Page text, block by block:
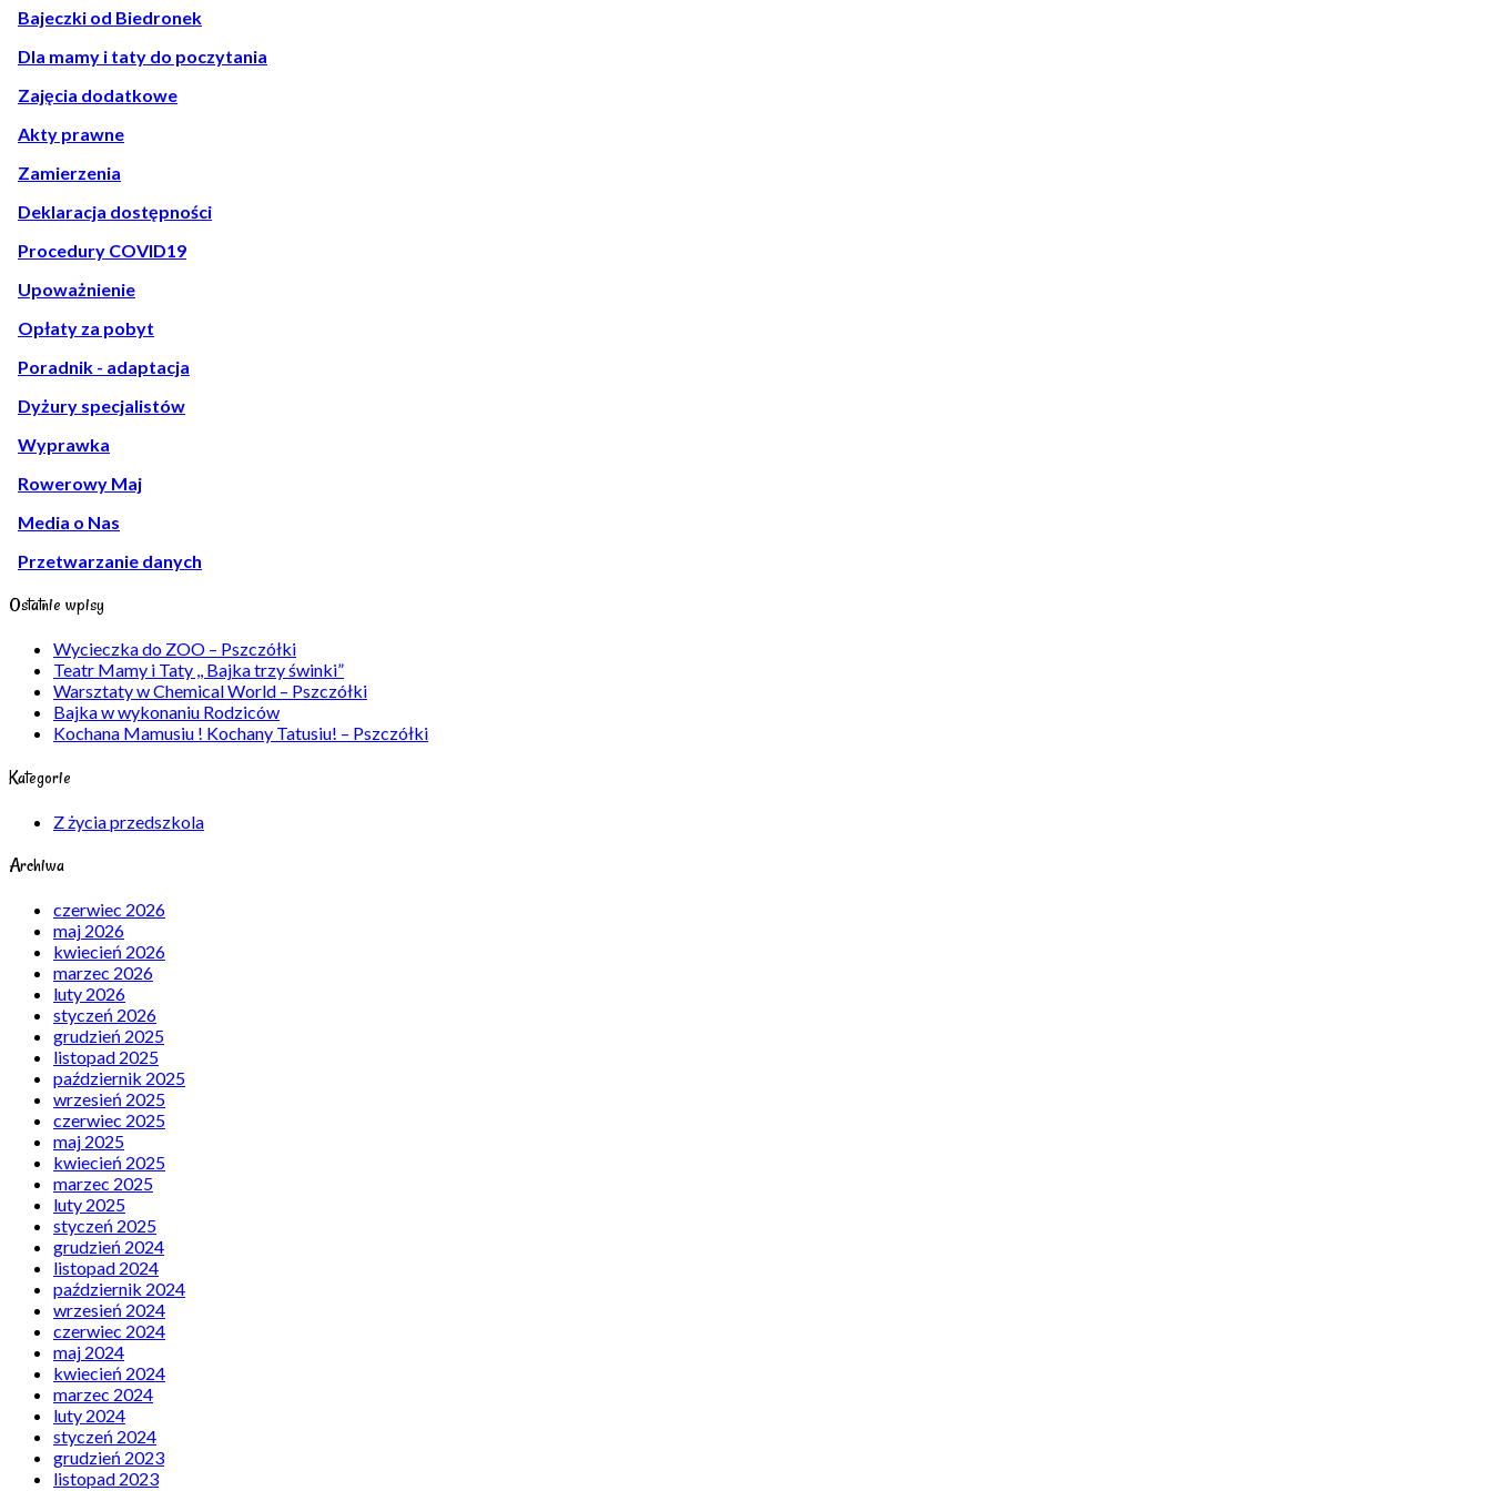
Bajeczki od Biedronek
Dla mamy i taty do poczytania
Zajęcia dodatkowe
Akty prawne
Zamierzenia
Deklaracja dostępności
Procedury COVID19
Upoważnienie
Opłaty za pobyt
Poradnik - adaptacja
Dyżury specjalistów
Wyprawka
Rowerowy Maj
Media o Nas
Przetwarzanie danych
Ostatnie wpisy
Wycieczka do ZOO – Pszczółki
Teatr Mamy i Taty ,, Bajka trzy świnki”
Warsztaty w Chemical World – Pszczółki
Bajka w wykonaniu Rodziców
Kochana Mamusiu ! Kochany Tatusiu! – Pszczółki
Kategorie
Z życia przedszkola
Archiwa
czerwiec 2026
maj 2026
kwiecień 2026
marzec 2026
luty 2026
styczeń 2026
grudzień 2025
listopad 2025
październik 2025
wrzesień 2025
czerwiec 2025
maj 2025
kwiecień 2025
marzec 2025
luty 2025
styczeń 2025
grudzień 2024
listopad 2024
październik 2024
wrzesień 2024
czerwiec 2024
maj 2024
kwiecień 2024
marzec 2024
luty 2024
styczeń 2024
grudzień 2023
listopad 2023